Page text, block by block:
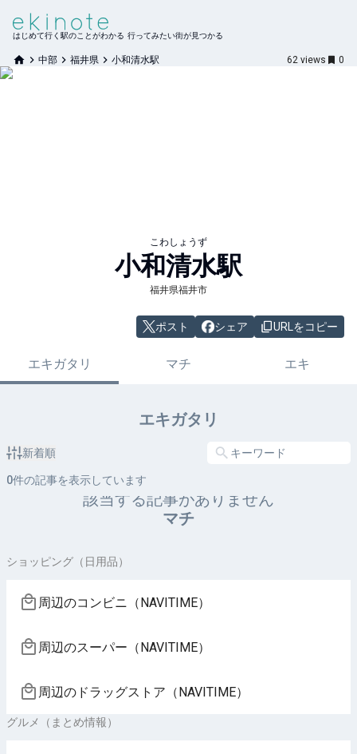
はじめて行く駅のことがわかる 行ってみたい街が見つかる
中部 福井県 小和清水駅 62 views 0
こわしょうず
小和清水駅
福井県福井市
ポスト シェア URLをコピー
エキガタリ マチ エキ
エキガタリ
新着順
0件の記事を表示しています
該当する記事がありません
マチ
ショッピング（日用品）
周辺のコンビニ（NAVITIME）
周辺のスーパー（NAVITIME）
周辺のドラッグストア（NAVITIME）
グルメ（まとめ情報）